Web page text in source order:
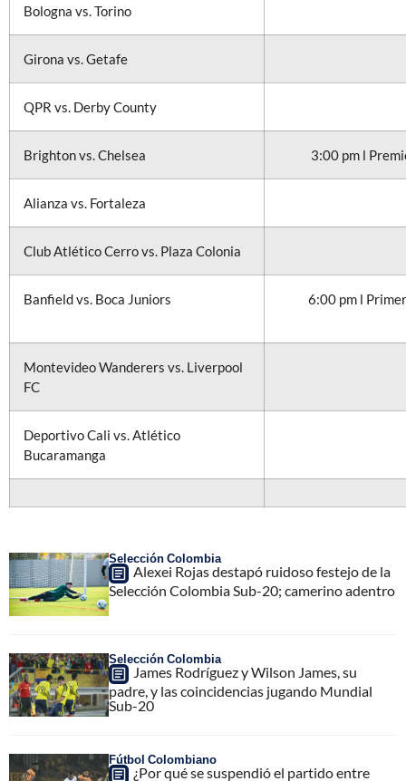
Bologna vs. Torino
Girona vs. Getafe
QPR vs. Derby County
Brighton vs. Chelsea 3:00 pm l
Alianza vs. Fortaleza
Club Atlético Cerro vs. Plaza Colonia
Banfield vs. Boca Juniors 6:00 pm l
Montevideo Wanderers vs. Liverpool
FC
Deportivo Cali vs. Atlético
Bucaramanga
Selección Colombia
Alexei Rojas destapó ruidoso festejo de la
Selección Colombia Sub-20; camerino adentro
Selección Colombia
James Rodríguez y Wilson James, su
padre, y las coincidencias jugando Mundial
Sub-20
Fútbol Colombiano
¿Por qué se suspendió el partido entre